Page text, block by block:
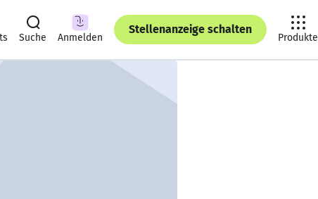
Suche Anmelden
Stellenanzeige schalten
Produkte